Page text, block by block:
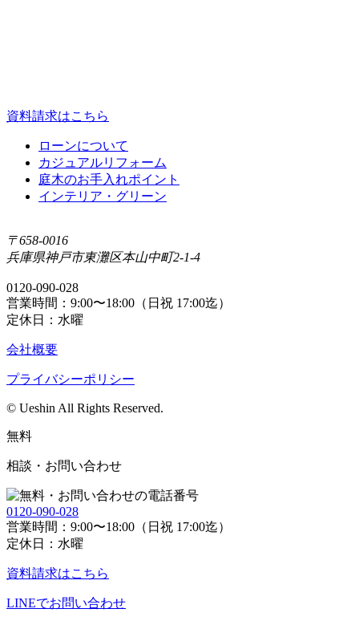
資料請求はこちら
ローンについて
カジュアルリフォーム
庭⽊のお⼿⼊れポイント
インテリア・グリーン
〒658-0016
兵庫県神戸市東灘区本山中町2-1-4
0120-090-028
営業時間：9:00〜18:00（日祝 17:00迄）
定休日：水曜
会社概要
プライバシーポリシー
© Ueshin All Rights Reserved.
無料
相談・お問い合わせ
0120-090-028
営業時間：9:00〜18:00（日祝 17:00迄）
定休日：水曜
資料請求はこちら
LINEでお問い合わせ